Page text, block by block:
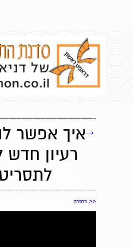
איך אפשר
רעיון חדש
→
<< בחזרה